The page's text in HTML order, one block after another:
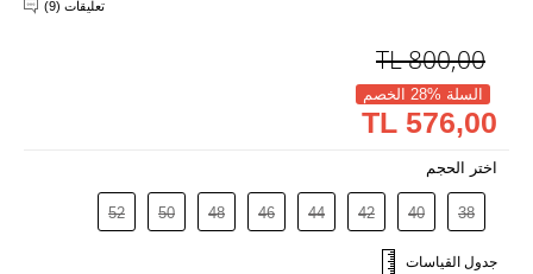
تعليقات (9)
800,00
TL
السلة %28 الخصم
576,00 TL
اختر الحجم
38
40
42
44
46
48
50
52
جدول القياسات